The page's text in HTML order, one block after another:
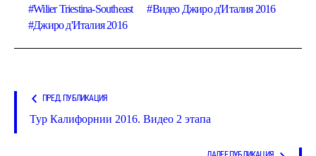
Wilier Triestina-Southeast
Видео Джиро д'Италия 2016
Джиро д'Италия 2016
ПРЕД. ПУБЛИКАЦИЯ
Тур Калифорнии 2016. Видео 2 этапа